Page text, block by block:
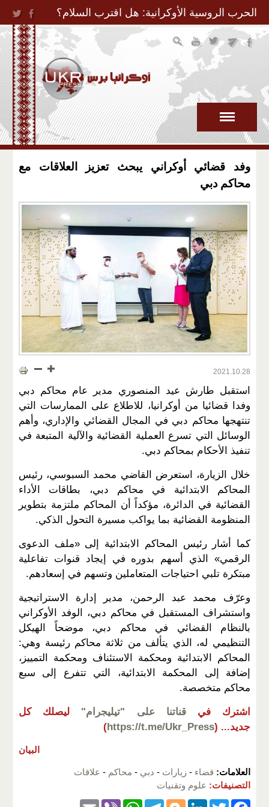
Jump to Navigation
الحرب الروسية الأوكرانية: هل اقترب السلام؟
وفد قضائي أوكراني يبحث تعزيز العلاقات مع
محاكم دبي
2021.10.28
استقبل طارش عيد المنصوري مدير عام محاكم دبي
وفدا قضائيا من أوكرانيا، للاطلاع على الممارسات التي
تنتهجها محاكم دبي في المجال القضائي والإداري، وأهم
الوسائل التي تسرع العملية القضائية والآلية المتبعة في
تنفيذ الأحكام بمحاكم دبي.
خلال الزيارة، استعرض القاضي محمد السبوسي، رئيس
المحاكم الابتدائية في محاكم دبي، بطاقات الأداء
القضائية في الدائرة، مؤكداً أن المحاكم ملتزمة بتطوير
المنظومة القضائية بما يواكب مسيرة التحول الذكي.
كما أشار رئيس المحاكم الابتدائية إلى «ملف الدعوى
الرقمي» الذي أسهم بدوره في إيجاد قنوات تفاعلية
مبتكرة تلبي احتياجات المتعاملين وتسهم في إسعادهم.
وعرّف محمد عبد الرحمن، مدير إدارة الاستراتيجية
واستشراف المستقبل في محاكم دبي، الوفد الأوكراني
بالنظام القضائي في محاكم دبي، موضحاً الهيكل
التنظيمي له، الذي يتألف من ثلاثة محاكم رئيسة وهي:
المحاكم الابتدائية ومحكمة الاستئناف ومحكمة التمييز،
إضافة إلى المحكمة الابتدائية، التي تتفرع إلى سبع
محاكم متخصصة.
اشترك في قناتنا على "تيليجرام"
ليصلك كل
جديد... (
https://t.me/Ukr_Press
)
البيان
العلامات: قضاء - زيارات - دبي - محاكم - علاقات
التصنيفات: علوم وتقنيات